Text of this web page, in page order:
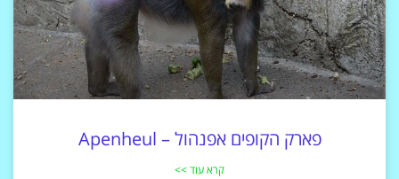
פארק הקופים אפנהול – Apenheul
קרא עוד >>